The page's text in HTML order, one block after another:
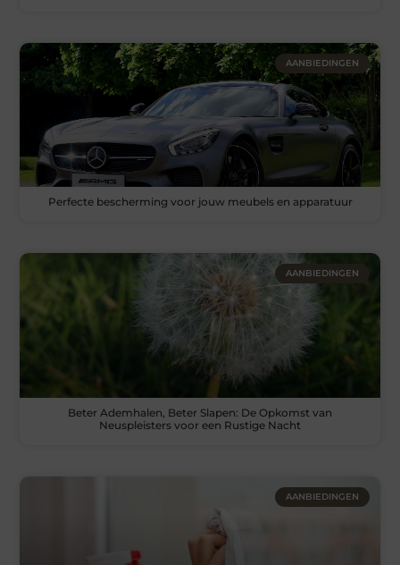
AANBIEDINGEN
Perfecte bescherming voor jouw meubels en apparatuur
AANBIEDINGEN
Beter Ademhalen, Beter Slapen: De Opkomst van
Neuspleisters voor een Rustige Nacht
AANBIEDINGEN